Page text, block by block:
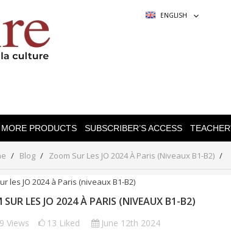
ENGLISH
MORE PRODUCTS SUBSCRIBER’S ACCESS
Blog Zoom Sur Les JO 2024 À Paris (niveaux B1-B2)
LES JO 2024 À PARIS (NIVEAUX B1-B2)
Views 13 Liked June 12th 2024